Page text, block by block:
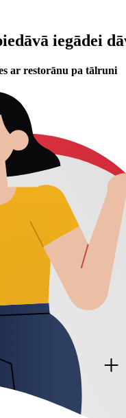
iegādei
ar restorānu pa tālruni